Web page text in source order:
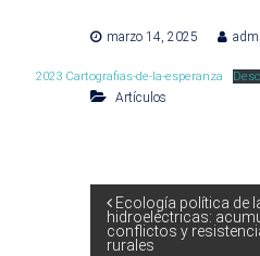
marzo 14, 2025
2023 Cartografias-de-la-esperanza
Artículos
N Ecología política de
hidroeléctricas:
conflictos y
rurales